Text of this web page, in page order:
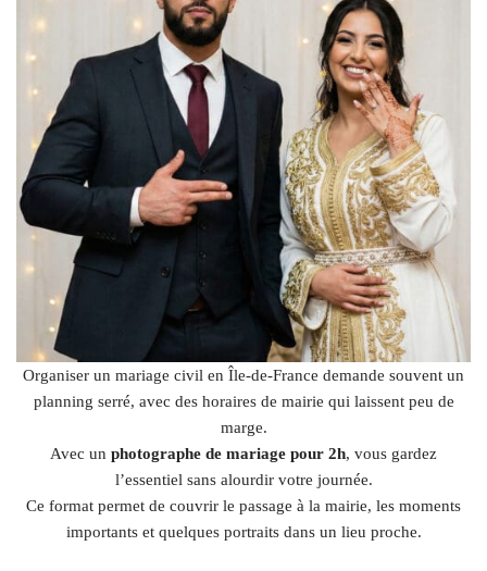
Organiser un mariage civil en Île-de-France demande souvent un
planning serré, avec des horaires de mairie qui laissent peu de
marge.
Avec un photographe de mariage pour 2h, vous gardez
l’essentiel sans alourdir votre journée.
Ce format permet de couvrir le passage à la mairie, les moments
importants et quelques portraits dans un lieu proche.